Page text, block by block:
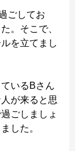
ごしてお
。そこで、
を立てまし
いるBさん
が来ると思
ごしましょ
した。